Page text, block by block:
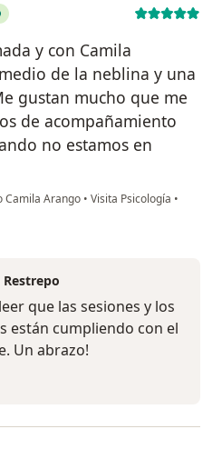
y con Camila
de la neblina y una
gustan mucho que me
de acompañamiento
no estamos en
Camila Arango • Visita Psicología •
que las sesiones y los
están cumpliendo con el
Un abrazo!